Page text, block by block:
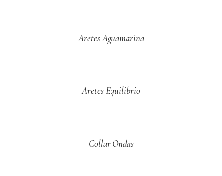
Aretes Aguamarina
Aretes Equilibrio
Collar Ondas